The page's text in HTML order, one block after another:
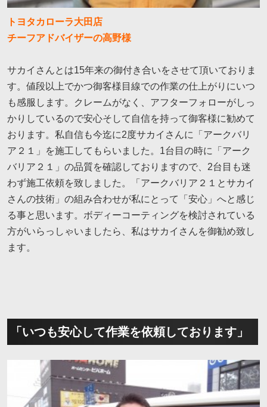
トヨタカローラ大田店
チーフアドバイザーの高野様
サカイさんとは15年来の御付き合いをさせて頂いておりま
す。値段以上でかつ御客様目線での作業の仕上がりにいつ
も感服します。クレームがなく、アフターフォローがしっ
かりしているので安心そして自信を持って御客様に勧めて
おります。私自信も今迄に2度サカイさんに「アークバリ
ア２１」を施工してもらいました。1台目の時に「アーク
バリア２１」の品質を確認しておりますので、2台目も迷
わず施工依頼を致しました。「アークバリア２１とサカイ
さんの技術」の組み合わせが私にとって「安心」へと感じ
る事と思います。ボディーコーティングを検討されている
方がいらっしゃいましたら、私はサカイさんを御勧め致し
ます。
「いつも安心して作業を依頼しております」